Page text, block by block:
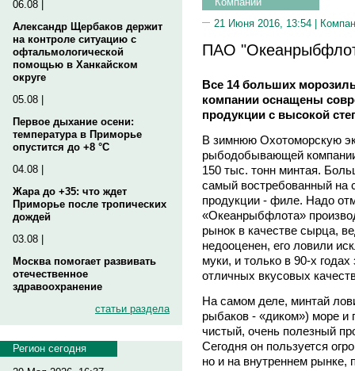
06.08 |
Александр Щербаков держит
на контроле ситуацию с
офтальмологической
помощью в Ханкайском
округе
05.08 |
Первое дыхание осени:
температура в Приморье
опустится до +8 °C
04.08 |
Жара до +35: что ждет
Приморье после тропических
дождей
03.08 |
Москва помогает развивать
отечественное
здравоохранение
статьи раздела
Регион сегодня
21 Июня 2016, 13:54 |
ПАО
Все 14 больших
компании оснащены
продукции с высокой
В зимнюю Охотоморскую
рыбодобывающей
150 тыс. тонн минтая.
самый востребованный на
продукции - филе. Надо
«Океанрыбфлота»
рынок в качестве сырца,
недооценен, его ловили
муки, и только в 90-х
отличных вкусовых
На самом деле, минтай
рыбаков - «диком») море и
чистый, очень полезный
Сегодня он пользуется
но и на внутреннем рынке,